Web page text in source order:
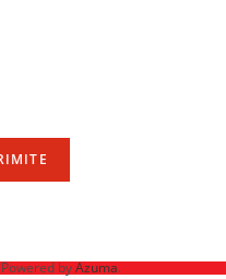
byAzuma.